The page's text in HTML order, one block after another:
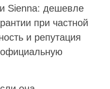
Sienna: дешевле
при частной
и репутация
официальную